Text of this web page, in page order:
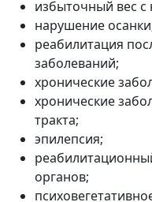
избыточный вес
нарушение
реабилитация
заболеваний;
хронические
хронические
тракта;
эпилепсия;
органов;